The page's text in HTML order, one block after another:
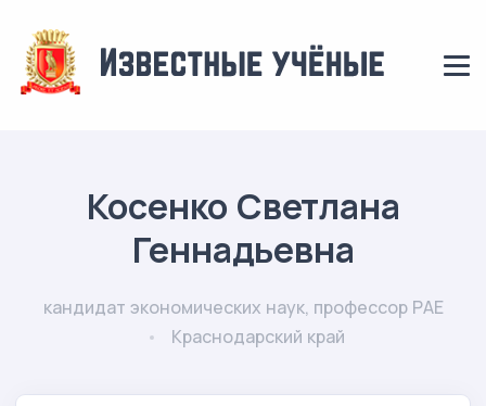
Косенко Светлана
Геннадьевна
кандидат экономических наук, профессор РАЕ
Краснодарский край